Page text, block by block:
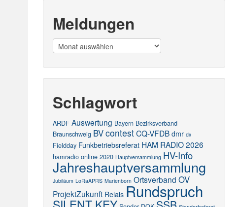
Meldungen
Meldungen
Schlagwort
ARDF Auswertung Bayern Bezirksverband
Braunschweig BVcontestCQ-VFDB dmr dx
Fieldday Funkbetriebsreferat HAM RADIO 2026
hamradio online 2020 Hauptversammlung HV-Info
Jahreshauptversammlung
Jubiläum LoRaAPRS Marienborn Ortsverband OV
ProjektZukunft Relais Rundspruch